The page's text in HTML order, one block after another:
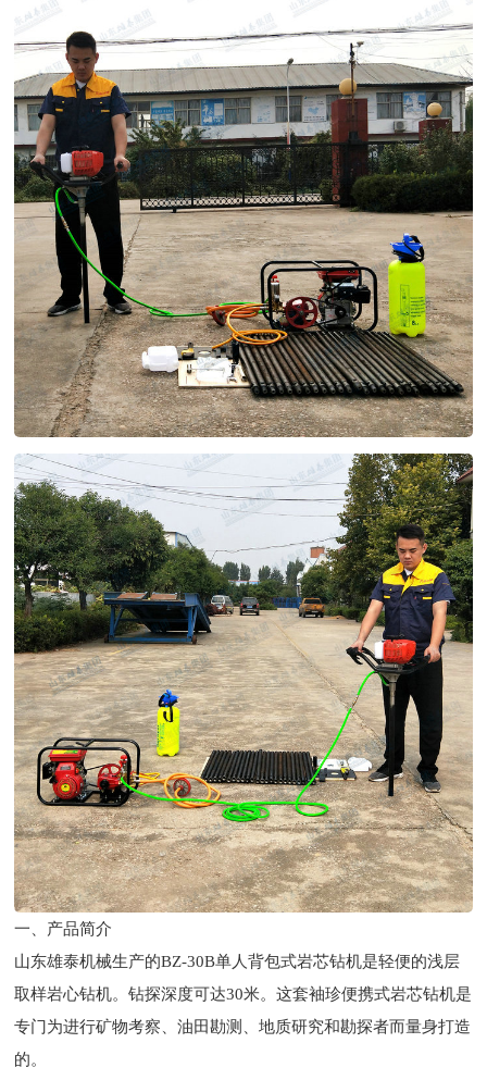
一、产品简介
山东雄泰机械生产的BZ-30B单人背包式岩芯钻机是轻便的浅层
取样岩心钻机。钻探深度可达30米。这套袖珍便携式岩芯钻机是
专门为进行矿物考察、油田勘测、地质研究和勘探者而量身打造
的。